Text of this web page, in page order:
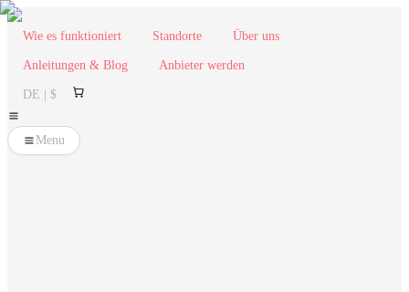
Wie es funktioniert Standorte Über uns
Anleitungen & Blog Anbieter werden
DE | $
Menu